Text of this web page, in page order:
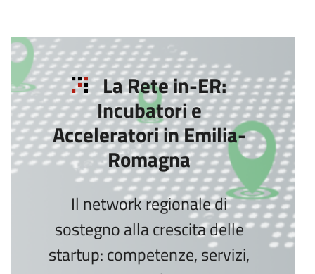
La Rete in-ER:
Incubatori e
Acceleratori in Emilia-
Romagna
Il network regionale di
sostegno alla crescita delle
startup: competenze, servizi,